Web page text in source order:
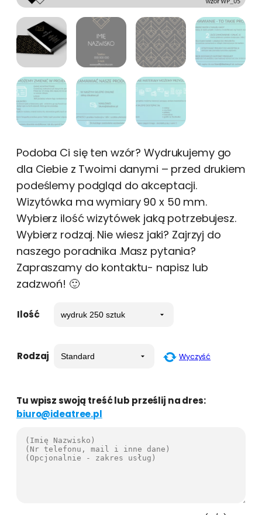
Podoba Ci się ten wzór? Wydrukujemy go
dla Ciebie z Twoimi danymi – przed drukiem
podeślemy podgląd do akceptacji.
Wizytówka ma wymiary 90 x 50 mm.
Wybierz ilość wizytówek jaką potrzebujesz.
Wybierz rodzaj. Nie wiesz jaki? Zajrzyj do
naszego poradnika .Masz pytania?
Zapraszamy do kontaktu- napisz lub
zadzwoń! 🙂
Ilość
Rodzaj Wyczyść
Tu wpisz swoją treść lub prześlij na dres:
biuro@ideatree.pl